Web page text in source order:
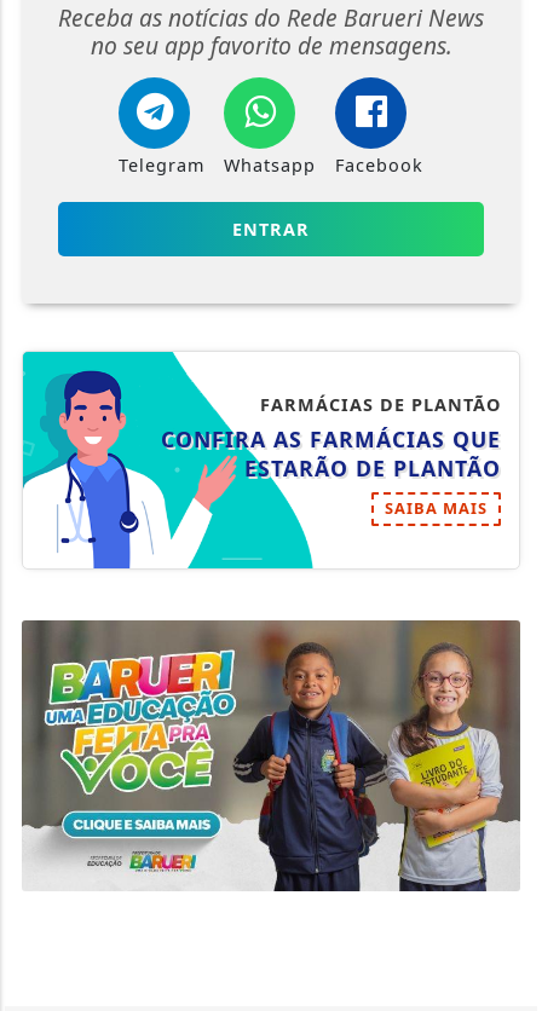
Receba as notícias do Rede Barueri News
no seu app favorito de mensagens.
Telegram Whatsapp Facebook
ENTRAR
FARMÁCIAS DE PLANTÃO
CONFIRA AS FARMÁCIAS QUE
ESTARÃO DE PLANTÃO
SAIBA MAIS